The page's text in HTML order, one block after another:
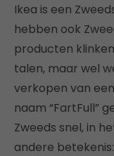
Ikea is een
hebben ook
producten
talen, maar wel
verkopen van
naam “FartFull”
Zweeds snel, in
andere